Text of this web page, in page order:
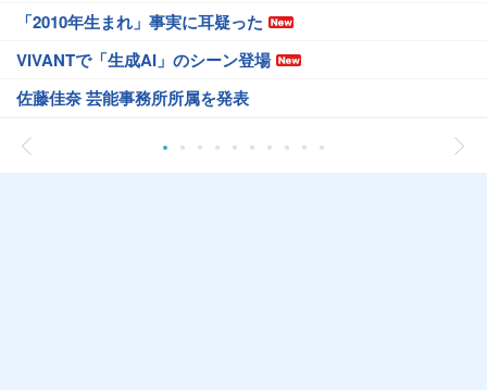
「2010年生まれ」事実に耳疑った
VIVANTで「生成AI」のシーン登場
佐藤佳奈 芸能事務所所属を発表